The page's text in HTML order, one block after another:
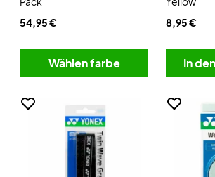
54,95 €
Wählen farbe
8,95 €
In